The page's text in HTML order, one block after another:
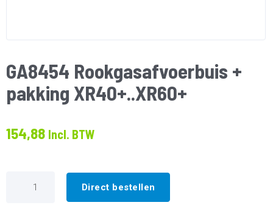
GA8454 Rookgasafvoerbuis +
pakking XR40+..XR60+
154,88 Incl. BTW
RookgasafvoerbuisDirect bestellen